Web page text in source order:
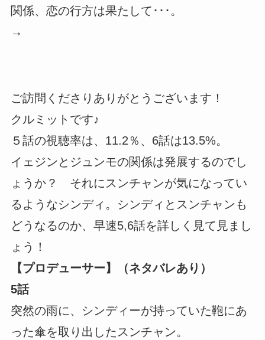
関係、恋の行方は果たして･･･。
→
ご訪問くださりありがとうございます！
クルミットです♪
５話の視聴率は、11.2％、6話は13.5%。
イェジンとジュンモの関係は発展するのでし
ょうか？ それにスンチャンが気になってい
るようなシンディ。シンディとスンチャンも
どうなるのか、早速5,6話を詳しく見て見まし
ょう！
【プロデューサー】（ネタバレあり）
5話
突然の雨に、シンディーが持っていた鞄にあ
った傘を取り出したスンチャン。